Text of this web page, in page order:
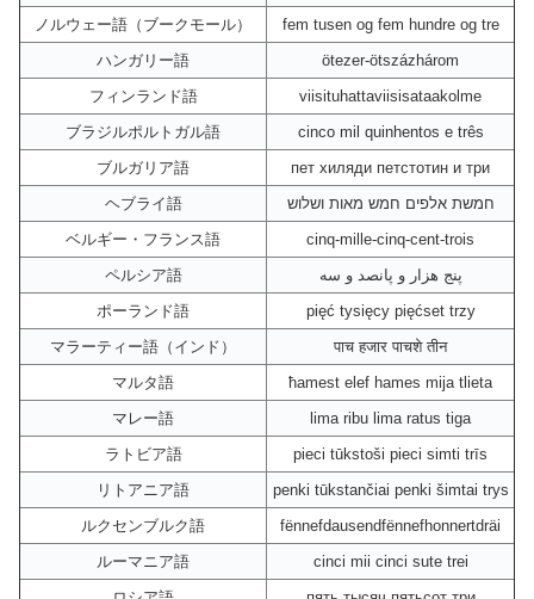
ノルウェー語（ブークモール）
fem tusen og fem hundre og tre
ハンガリー語
ötezer-ötszázhárom
フィンランド語
viisituhattaviisisataakolme
ブラジルポルトガル語
cinco mil quinhentos e três
ブルガリア語
пет хиляди петстотин и три
ヘブライ語
חמשת אלפים חמש מאות ושלוש
ベルギー・フランス語
cinq-mille-cinq-cent-trois
ペルシア語
پنج هزار و پانصد و سه
ポーランド語
pięć tysięcy pięćset trzy
マラーティー語（インド）
पाच हजार पाचशे तीन
マルタ語
ħamest elef hames mija tlieta
マレー語
lima ribu lima ratus tiga
ラトビア語
pieci tūkstoši pieci simti trīs
リトアニア語
penki tūkstančiai penki šimtai trys
ルクセンブルク語
fënnefdausendfënnefhonnertdräi
ルーマニア語
cinci mii cinci sute trei